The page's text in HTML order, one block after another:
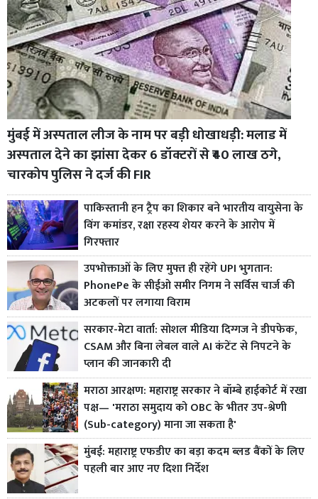
मुंबई में अस्पताल लीज के नाम पर बड़ी धोखाधड़ी: मलाड में
अस्पताल देने का झांसा देकर 6 डॉक्टरों से ₹40 लाख ठगे,
चारकोप पुलिस ने दर्ज की FIR
पाकिस्तानी हन ट्रैप का शिकार बने भारतीय वायुसेना के
विंग कमांडर, रक्षा रहस्य शेयर करने के आरोप में
गिरफ्तार
उपभोक्ताओं के लिए मुफ्त ही रहेंगे UPI भुगतान:
PhonePe के सीईओ समीर निगम ने सर्विस चार्ज की
अटकलों पर लगाया विराम
सरकार-मेटा वार्ता: सोशल मीडिया दिग्गज ने डीपफेक,
CSAM और बिना लेबल वाले AI कंटेंट से निपटने के
प्लान की जानकारी दी
मराठा आरक्षण: महाराष्ट्र सरकार ने बॉम्बे हाईकोर्ट में रखा
पक्ष— 'मराठा समुदाय को OBC के भीतर उप-श्रेणी
(Sub-category) माना जा सकता है'
मुंबई: महाराष्ट्र एफडीए का बड़ा कदम ब्लड बैंकों के लिए
पहली बार आए नए दिशा निर्देश